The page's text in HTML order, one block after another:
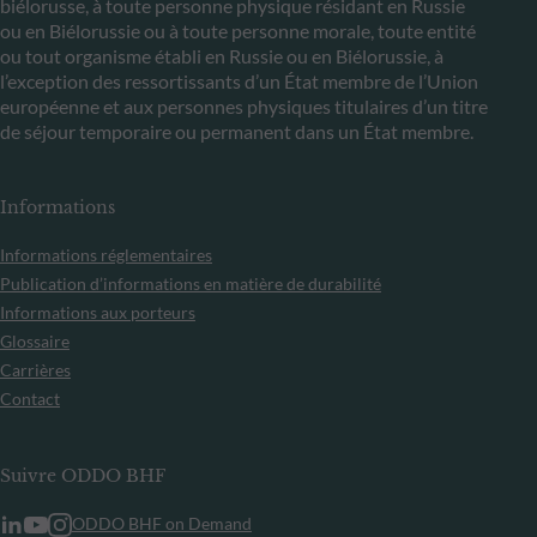
biélorusse, à toute personne physique résidant en Russie
ou en Biélorussie ou à toute personne morale, toute entité
ou tout organisme établi en Russie ou en Biélorussie, à
l’exception des ressortissants d’un État membre de l’Union
européenne et aux personnes physiques titulaires d’un titre
de séjour temporaire ou permanent dans un État membre.
Informations
Informations réglementaires
Publication d’informations en matière de durabilité
Informations aux porteurs
Glossaire
Carrières
Contact
Suivre ODDO BHF
ODDO BHF on Demand